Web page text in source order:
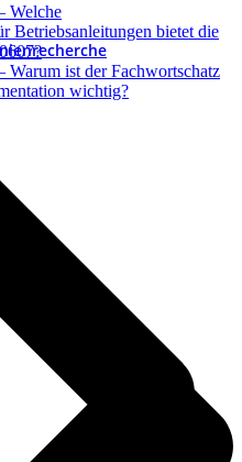
Welche
Betriebsanleitungen bietet die
Warum ist der Fachwortschatz
wichtig?